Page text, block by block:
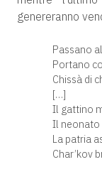
genereranno
Passano
Portano
Chissà di
[…]
Il gattino
Il neonato
La patria
Char’kov